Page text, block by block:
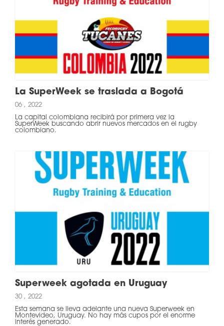
La SuperWeek se traslada a Bogotá
06 , 2022
La capital colombiana recibirá por primera vez la
SuperWeek buscando abrir nuevos mercados en el rugby
colombiano.
Superweek agotada en Uruguay
30 , 2022
Esta semana se lleva adelante una nueva Superweek en
Montevideo, Uruguay. No hay más cupos por el enorme
interés generado.